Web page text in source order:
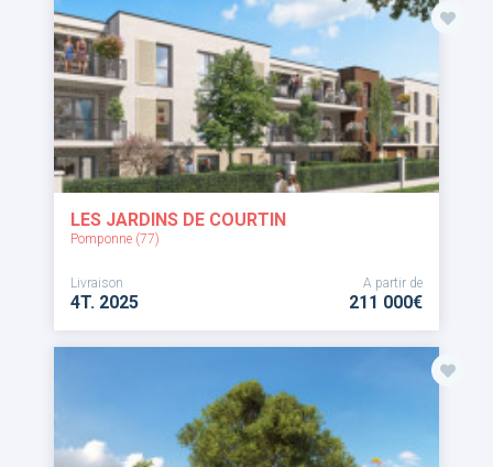
LES JARDINS DE COURTIN
Pomponne (77)
Livraison
4T. 2025
A partir de
211 000€